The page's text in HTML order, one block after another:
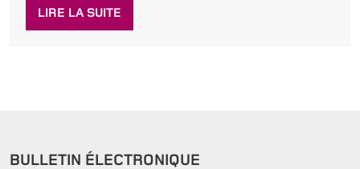
LIRE LA SUITE
BULLETIN ÉLECTRONIQUE